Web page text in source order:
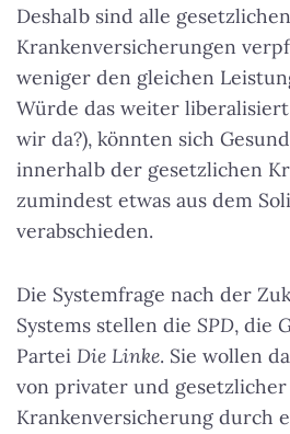
Deshalb sind alle gesetzlichen
Krankenversicherungen
weniger den gleichen
Würde das weiter
wir da?), könnten sich
innerhalb der gesetzlichen
zumindest etwas aus dem
verabschieden.
Die Systemfrage nach der
Systems stellen die SPD, die
Partei Die Linke. Sie wollen
von privater und gesetzlicher
Krankenversicherung durch